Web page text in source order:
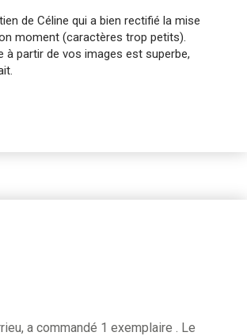
de Céline qui a bien rectifié la mise
moment (caractères trop petits).
à partir de vos images est superbe,
a commandé 1 exemplaire . Le